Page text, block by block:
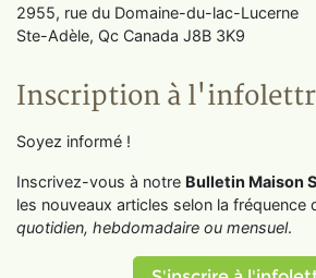
2955, rue du Domaine-du-lac-Lucerne
Ste-Adèle, Qc Canada J8B 3K9
Inscription à
Soyez informé !
Inscrivez-vous à notre Bulletin Maison
les nouveaux articles selon la fréquence
quotidien, hebdomadaire ou mensuel.